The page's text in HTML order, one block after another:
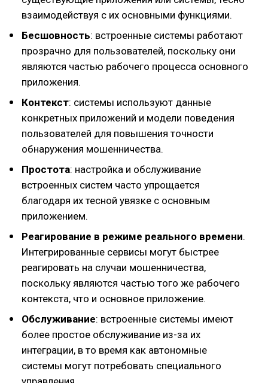
взаимодействуя с их основными функциями.
Бесшовность: встроенные системы работают
прозрачно для пользователей, поскольку они
являются частью рабочего процесса основного
приложения.
Контекст: системы используют данные
конкретных приложений и модели поведения
пользователей для повышения точности
обнаружения мошенничества.
Простота: настройка и обслуживание
встроенных систем часто упрощается
благодаря их тесной увязке с основным
приложением.
Реагирование в режиме реального времени.
Интегрированные сервисы могут быстрее
реагировать на случаи мошенничества,
поскольку являются частью того же рабочего
контекста, что и основное приложение.
Обслуживание: встроенные системы имеют
более простое обслуживание из-за их
интеграции, в то время как автономные
системы могут потребовать специального